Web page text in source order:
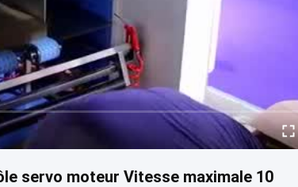
servo moteur Vitesse maximale 10